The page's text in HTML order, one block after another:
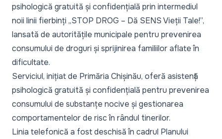
psihologică gratuită și confidențială prin intermediul
noii linii fierbinți „STOP DROG – Dă SENS Vieții Tale!”,
lansată de autoritățile municipale pentru prevenirea
consumului de droguri și sprijinirea familiilor aflate în
dificultate.
Serviciul, inițiat de Primăria Chișinău, oferă asistență
psihologică gratuită și confidențială pentru prevenirea
consumului de substanțe nocive și gestionarea
comportamentelor de risc în rândul tinerilor.
Linia telefonică a fost deschisă în cadrul Planului